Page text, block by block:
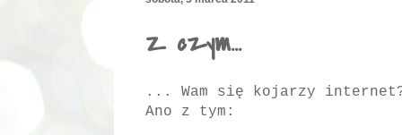
Z czym...
... Wam się kojarzy
Ano z tym: